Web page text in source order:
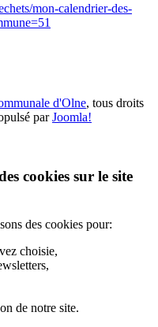
mon-calendrier-des-
d'Olne, tous droits
parJoomla!
cookies sur le site
des cookies pour:
choisie,
de notre site.